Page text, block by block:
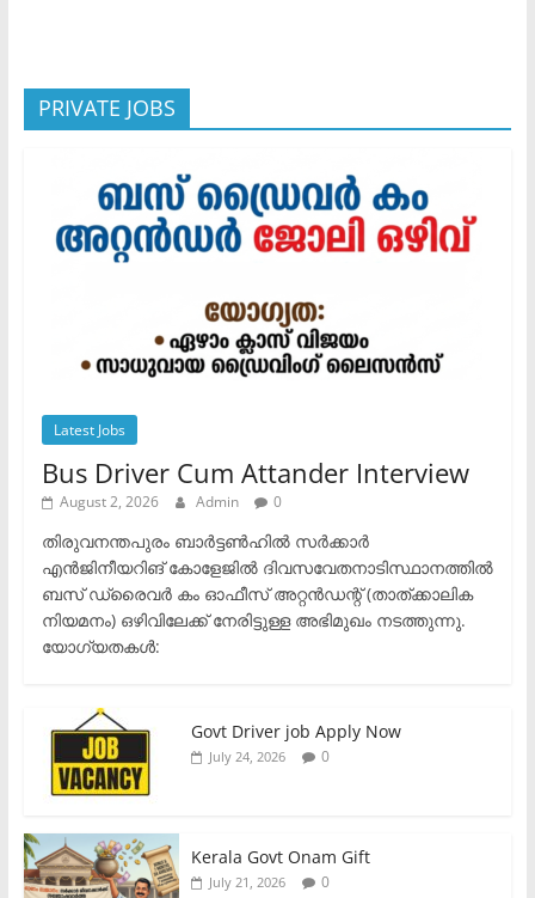
PRIVATE JOBS
Latest Jobs
Bus Driver Cum Attander Interview
August 2, 2026 Admin 0
തിരുവനന്തപുരം ബാർട്ടൺഹിൽ സർക്കാർ
എൻജിനീയറിങ് കോളേജിൽ ദിവസവേതനാടിസ്ഥാനത്തിൽ
ബസ് ഡ്രൈവർ കം ഓഫീസ് അറ്റൻഡന്റ് (താത്ക്കാലിക
നിയമനം) ഒഴിവിലേക്ക് നേരിട്ടുള്ള അഭിമുഖം നടത്തുന്നു.​
യോഗ്യതകൾ:
Govt Driver job Apply Now
July 24, 2026 0
Kerala Govt Onam Gift
July 21, 2026 0